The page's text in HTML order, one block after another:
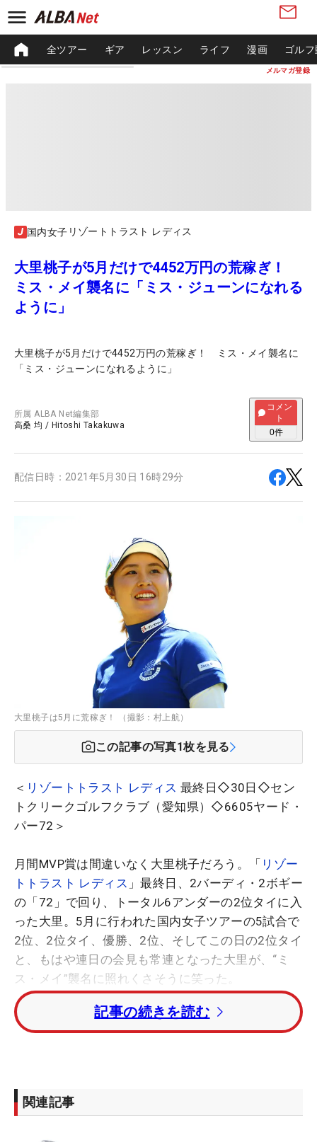
メルマガ登録
全ツアー ギア レッスン ライフ 漫画 ゴル
国内女子 リゾートトラスト レディス
大里桃子が5月だけで4452万円の荒稼ぎ！
ミス・メイ襲名に「ミス・ジューンになれる
ように」
大里桃子が5月だけで4452万円の荒稼ぎ！ ミス・メイ襲名に
「ミス・ジューンになれるように」
所属ALBA Net編集部
高桑 均 / Hitoshi Takakuwa
コメン
ト
0件
配信日時： 2021年5月30日 16時29分
大里桃子は5月に荒稼ぎ！ （撮影：村上航）
この記事の写真1枚を見る
＜ リゾートトラスト レディス 最終日◇30日◇セン
トクリークゴルフクラブ（愛知県）◇6605ヤード・
パー72＞
月間MVP賞は間違いなく大里桃子だろう。「 リゾー
トトラスト レディス 」最終日、2バーディ・2ボギー
の「72」で回り、トータル6アンダーの2位タイに入
った大里。5月に行われた国内女子ツアーの5試合で
2位、2位タイ、優勝、2位、そしてこの日の2位タイ
と、もはや連日の会見も常連となった大里が、“ミ
ス・メイ”襲名に照れくさそうに笑った。
大里桃子のパターグリップ【大会写真】
「ダイキンオーキッドレディス」から5戦中予選落
ちが4回とスタートダッシュに失敗した。不安を抱
記事の続きを読む
関連記事